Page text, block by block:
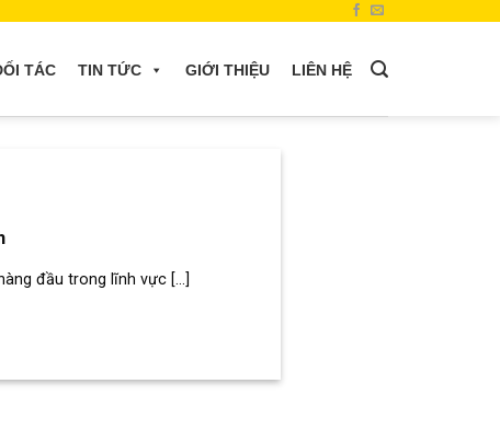
TÁC TIN TỨC GIỚI THIỆU LIÊN HỆ
đầu trong lĩnh vực [...]